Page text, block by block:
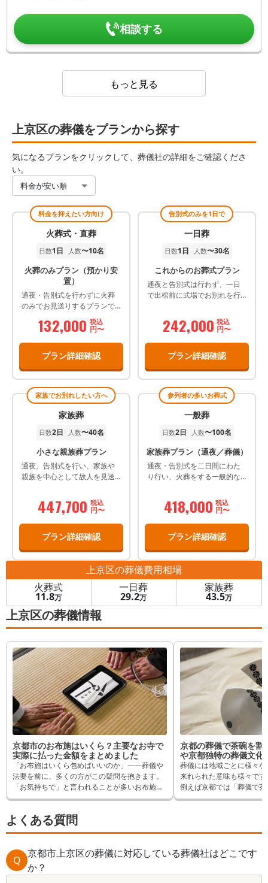
相談する
もっと見る
上京区の葬儀をプランから探す
気になるプランをクリックして、葬儀社の詳細をご確認くださ
い。
料金が安い順
料金を抑えたい方向け
火葬式・直葬
日数1日 人数〜10名
火葬のみプラン（預かり安
置）
通夜・告別式を行わずに火葬
のみでお見送りするプランで
132,000 税込
円〜
プラン詳細確認
告別式のみを1日で
一日葬
日数1日 人数〜30名
これからのお葬式プラン
通夜と告別式は行わず、一日
で出棺前に式場でお別れを行
242,000 税込
円〜
プラン詳細確認
家族でお別れしたい方へ
家族葬
日数2日 人数〜40名
小さな親族葬プラン
通夜、告別式を行い、家族や
親族を中心として故人を見送
れている花祭壇は、お好みの
花・色をお選びいただけま
447,700 税込
円〜
プラン詳細確認
参列者の多いお葬式
一般葬
日数2日 人数〜100名
家族葬プラン（通夜／葬儀）
通夜・告別式を二日間にわた
り行い、火葬をする一般的な
418,000 税込
円〜
プラン詳細確認
上京区の葬儀費用相場
火葬式
11.8万
一日葬
29.2万
家族葬
43.5万
上京区の葬儀情報
京都市のお布施はいくら？主要なお寺で
実際に払った金額をまとめました
「お布施はいくら包めばいいのか」——葬儀や
法要を前に、多くの方がこの疑問を抱きます。
「お気持ちで」と言われることが多いお布施で
すが、実際にはいくら包んでいる方が多いの
内でお布施を納めたことがある方へ「葬儀の口
コミ」のアンケートをもとに、お寺ごとに実際
やご法要などでお布施を支払われる際の参考と
して、お役立てください。
京都の葬儀で茶碗を割
や京都独特の葬儀文化
葬儀には地域ごとに様々
来れられた意味も様々です
例えば京都では「葬儀で
特な風習があります。な
この記事では葬儀で茶碗
茶碗を割る以外の京都独
い。
よくある質問
Q
京都市上京区の葬儀に対応している葬儀社はどこです
か？